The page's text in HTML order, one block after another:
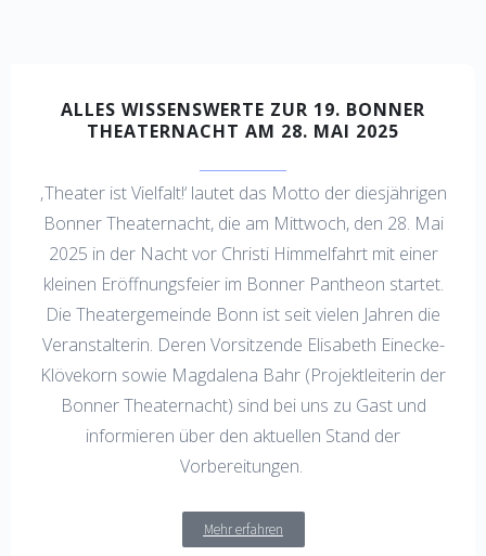
ALLES WISSENSWERTE ZUR 19. BONNER
THEATERNACHT AM 28. MAI 2025
‚Theater ist Vielfalt!‘ lautet das Motto der diesjährigen
Bonner Theaternacht, die am Mittwoch, den 28. Mai
2025 in der Nacht vor Christi Himmelfahrt mit einer
kleinen Eröffnungsfeier im Bonner Pantheon startet.
Die Theatergemeinde Bonn ist seit vielen Jahren die
Veranstalterin. Deren Vorsitzende Elisabeth Einecke-
Klövekorn sowie Magdalena Bahr (Projektleiterin der
Bonner Theaternacht) sind bei uns zu Gast und
informieren über den aktuellen Stand der
Vorbereitungen.
Mehr erfahren